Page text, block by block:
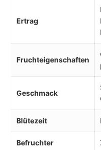
Ertrag
Fruchteigenschaften
Geschmack
Blütezeit
Befruchter